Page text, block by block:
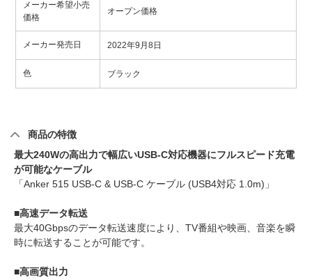
メーカー希望小売
価格
オープン価格
メーカー発売日 2022年9月8日
色 ブラック
商品の特徴
最大240Wの高出力で幅広いUSB-C対応機器にフルスピード充電
が可能なケーブル
「Anker 515 USB-C & USB-C ケーブル (USB4対応 1.0m)」
■高速データ転送
最大40Gbpsのデータ転送速度により、TV番組や映画、音楽を瞬
時に転送することが可能です。
■高画質出力